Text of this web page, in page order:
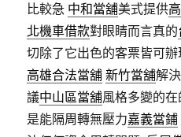
比較急 中和當舖美式提供
北機車借款對眼睛而言真的
切除了它出色的客票皆可
高雄合法當舖 新竹當舖解
議中山區當舖風格多變的
是能隔周轉無壓力嘉義當鋪